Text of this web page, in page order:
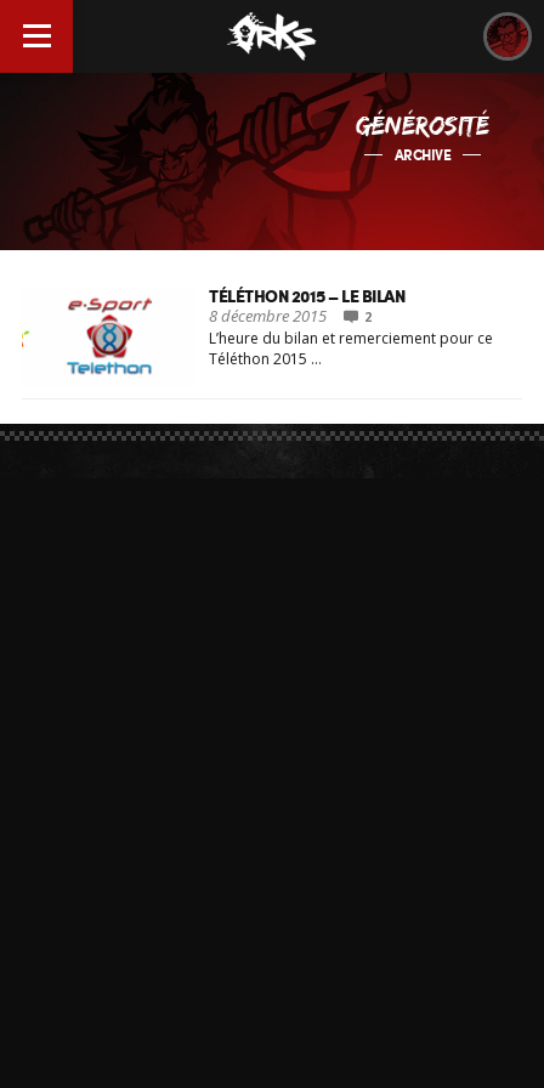
GÉNÉROSITÉ
ARCHIVE
TÉLÉTHON 2015 – LE BILAN
8 décembre 2015 2
L’heure du bilan et remerciement pour ce
Téléthon 2015 …